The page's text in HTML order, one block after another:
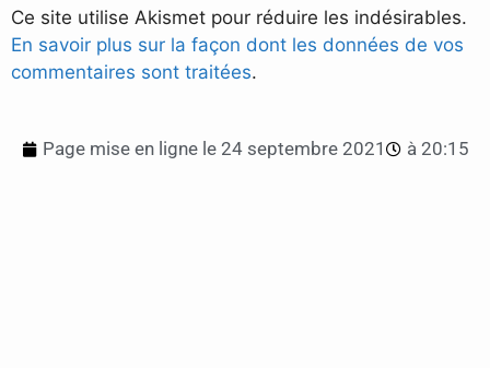
Ce site utilise Akismet pour réduire les indésirables.
En savoir plus sur la façon dont les données de vos
commentaires sont traitées.
Page mise en ligne le 24 septembre 2021 à 20:15